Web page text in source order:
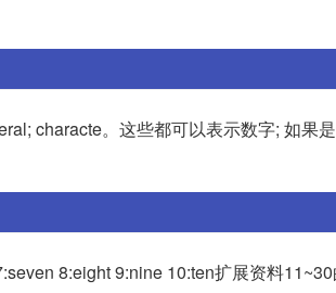
characte。这些都可以表示数字; 如果
8:eight 9:nine 10:ten扩展资料